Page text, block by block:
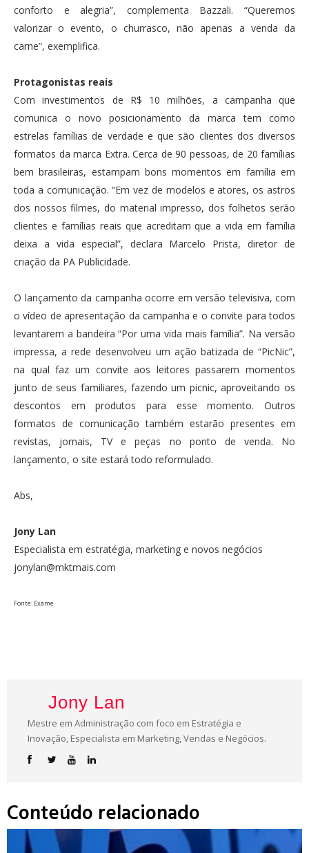
conforto e alegria”, complementa Bazzali. “Queremos
valorizar o evento, o churrasco, não apenas a venda da
carne”, exemplifica.
Protagonistas reais
Com investimentos de R$ 10 milhões, a campanha que
comunica o novo posicionamento da marca tem como
estrelas famílias de verdade e que são clientes dos diversos
formatos da marca Extra. Cerca de 90 pessoas, de 20 famílias
bem brasileiras, estampam bons momentos em família em
toda a comunicação. “Em vez de modelos e atores, os astros
dos nossos filmes, do material impresso, dos folhetos serão
clientes e famílias reais que acreditam que a vida em família
deixa a vida especial”, declara Marcelo Prista, diretor de
criação da PA Publicidade.
O lançamento da campanha ocorre em versão televisiva, com
o vídeo de apresentação da campanha e o convite para todos
levantarem a bandeira “Por uma vida mais família”. Na versão
impressa, a rede desenvolveu um ação batizada de “PicNic”,
na qual faz um convite aos leitores passarem momentos
junto de seus familiares, fazendo um picnic, aproveitando os
descontos em produtos para esse momento. Outros
formatos de comunicação também estarão presentes em
revistas, jornais, TV e peças no ponto de venda. No
lançamento, o site estará todo reformulado.
Abs,
Jony Lan
Especialista em estratégia, marketing e novos negócios
jonylan@mktmais.com
Fonte: Exame
Jony Lan
Mestre em Administração com foco em Estratégia e
Inovação, Especialista em Marketing, Vendas e Negócios.
Conteúdo relacionado